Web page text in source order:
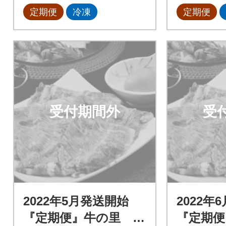
定期便 冷凍 定期便
受付期間外
2022年5月発送開始
『定期便』牛の里 高
受
2022年6
『定期